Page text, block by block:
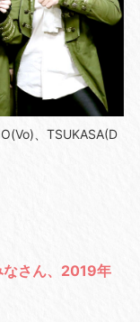
、TSUKASA(D
さん、2019年